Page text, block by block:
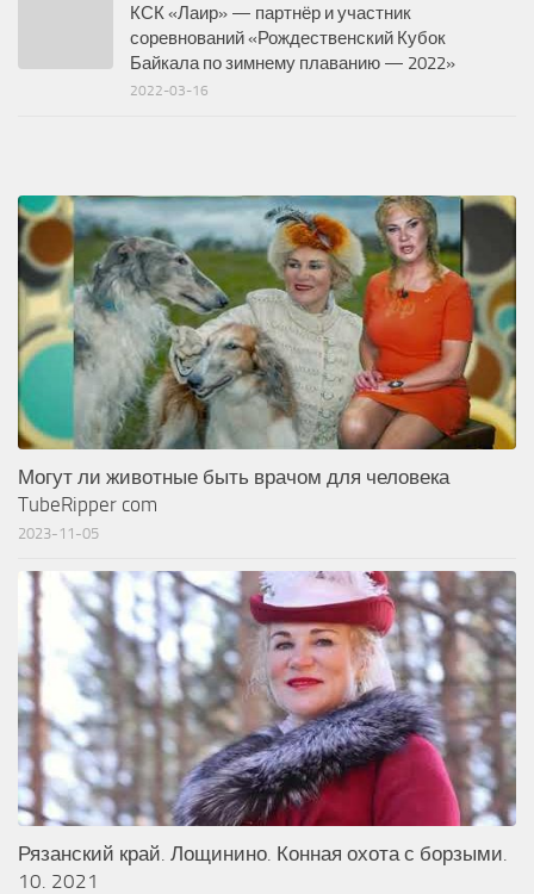
КСК «Лаир» — партнёр и участник
соревнований «Рождественский Кубок
Байкала по зимнему плаванию — 2022»
2022-03-16
Могут ли животные быть врачом для человека
TubeRipper com
2023-11-05
Рязанский край. Лощинино. Конная охота с борзыми.
10. 2021